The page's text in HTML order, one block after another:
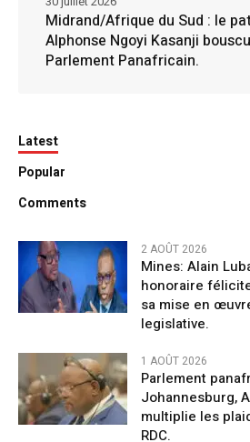
Midrand/Afrique du Sud : le
Alphonse Ngoyi Kasanji
Parlement Panafricain.
Latest
Popular
Comments
2 AOÛT 2026
Mines: Alain
honoraire
sa mise en
legislative.
1 AOÛT 2026
Parlement
Johannesburg,
multiplie les
RDC.